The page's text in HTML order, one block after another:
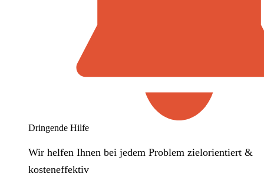
Dringende Hilfe
Wir helfen Ihnen bei jedem Problem zielorientiert &
kosteneffektiv